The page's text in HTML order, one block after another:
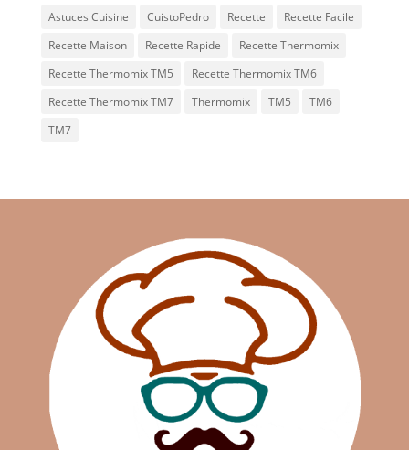
Astuces Cuisine CuistoPedro Recette
Recette Facile
Recette Maison
Recette Rapide
Recette Thermomix
Recette Thermomix TM5
Recette Thermomix TM6
Recette Thermomix TM7
Thermomix TM5
TM6
TM7